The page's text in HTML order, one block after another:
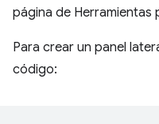
página de Herramientas
Para crear un panel
código: